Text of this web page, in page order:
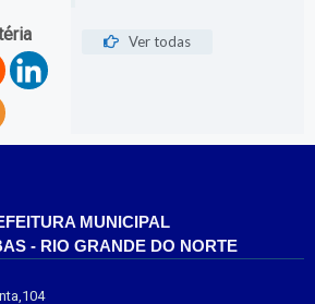
Ver todas
MUNICIPAL
- RIO GRANDE DO NORTE